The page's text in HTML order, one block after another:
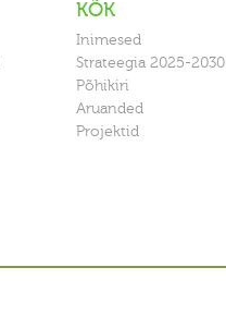
KÕK
Inimesed
Strateegia 2025-2030
Põhikiri
Aruanded
Projektid